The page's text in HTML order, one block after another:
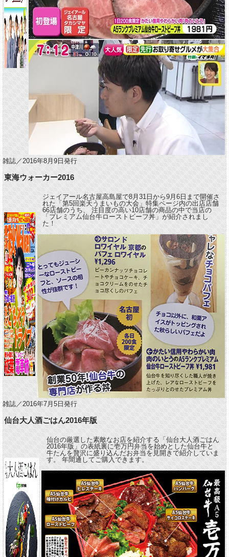
雑誌／2016年8月9日発行
東海ウォーカー2016
ジェイアール名古屋高島屋で8月31日から9月6日まで開催さ
れた「第5回楽天うまいもの大会」特集ページ内の出店店舗
66店舗のうち、 注目度の高い10店舗の商品の中で当店の
「プレミアム仙台牛ローストビーフ丼」が紹介されまし
た！
雑誌／2016年7月5日発行
仙台大人酒ごはん2016年版
仙台の厳選した素敵なお店を紹介する「仙台大人酒ごはん
2016年版」の表紙裏に壱万円弁当を始めとした仙台牛と
牛たんを贅沢に盛り込んだお弁当を見開きで紹介していま
す。 年間通してご購入できます。